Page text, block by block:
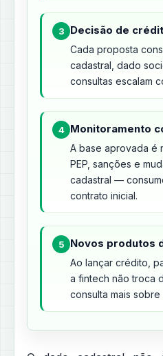
3 Decisão de
Cada proposta
cadastral, dado
consultas escalam
4 Monitoramento
A base aprovada é
PEP, sanções e
cadastral —
contrato inicial.
5 Novos produtos
Ao lançar crédito,
a fintech não troca
consulta mais sobre